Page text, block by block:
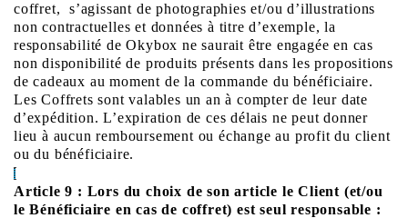
coffret,
s’agissant de photographies et/ou d’illustrations
non contractuelles et données à titre d’exemple, la
responsabilité de Okybox ne saurait être engagée en cas
non disponibilité de produits présents dans les propositions
de cadeaux au moment de la commande du bénéficiaire.
Les Coffrets sont valables un an à compter de leur date
d’expédition. L’expiration de ces délais ne peut donner
lieu à aucun remboursement ou échange au profit du client
ou du bénéficiaire.
Article 9 : Lors du choix de son article le Client (et/ou
le Bénéficiaire en cas de coffret) est seul responsable :